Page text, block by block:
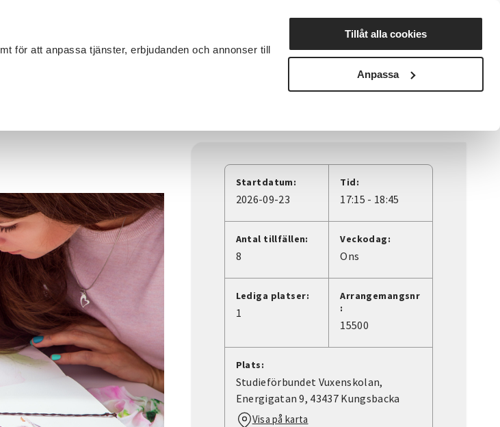
för att anpassa tjänster, erbjudanden och annonser till
Tillåt alla cookies
Anpassa
Nyheter Avdelningar
Startdatum:
2026-09-23
Tid:
17:15 - 18:45
Antal tillfällen:
8
Veckodag:
Ons
Lediga platser:
1
Arrangemangsnr
:
15500
Plats:
Studieförbundet Vuxenskolan,
Energigatan 9, 43437 Kungsbacka
Visa på karta